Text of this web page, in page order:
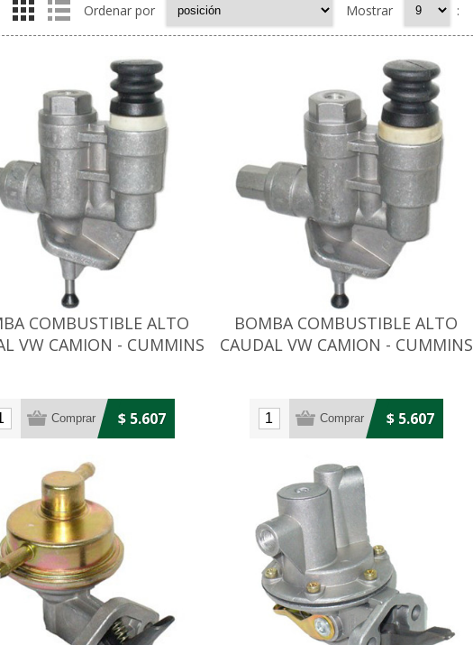
Ordenar por Mostrar :
COMBUSTIBLE ALTO
VW CAMION - CUMMINS
$ 5.607
BOMBA COMBUSTIBLE ALTO
CAUDAL VW CAMION - CUMMINS
$ 5.607